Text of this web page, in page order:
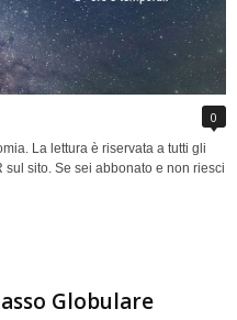
0
La lettura è riservata a tutti gli
sito. Se sei abbonato e non riesci
Globulare